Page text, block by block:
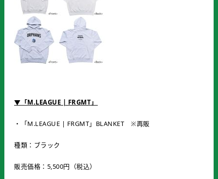
▼「M.LEAGUE | FRGMT」
・「M.LEAGUE | FRGMT」BLANKET ※再販
種類：ブラック
販売価格：5,500円（税込）